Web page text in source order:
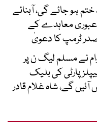
ہو جائے گی، آبنائے
عبوری معاہدے کے
ٹرمپ کا دعویٰ
نے مسلم لیگ ن پر
پارٹی کی بلیک
گے، شاہ غلام قادر